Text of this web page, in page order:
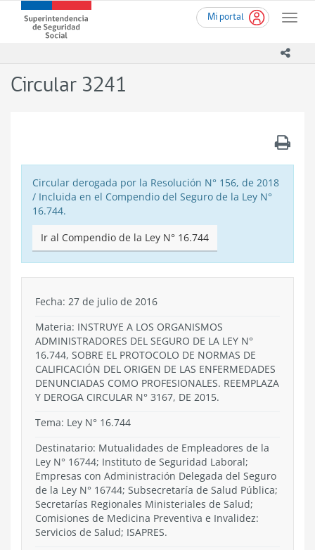
contenido
Mi portal
Toggle
Superintendencia
de
-
Circular 3241
Circular derogada por la Resolución N° 156, de 2018
/ Incluida en el Compendio del Seguro de la Ley N°
16.744.
Ir al Compendio de la Ley N° 16.744
Fecha: 27 de julio de 2016
Materia: INSTRUYE A LOS ORGANISMOS
ADMINISTRADORES DEL SEGURO DE LA LEY N°
16.744, SOBRE EL PROTOCOLO DE NORMAS DE
CALIFICACIÓN DEL ORIGEN DE LAS ENFERMEDADES
DENUNCIADAS COMO PROFESIONALES. REEMPLAZA
Y DEROGA CIRCULAR N° 3167, DE 2015.
Tema: Ley N° 16.744
Destinatario: Mutualidades de Empleadores de la
Ley N° 16744; Instituto de Seguridad Laboral;
Empresas con Administración Delegada del Seguro
de la Ley N° 16744; Subsecretaría de Salud Pública;
Secretarías Regionales Ministeriales de Salud;
Comisiones de Medicina Preventiva e Invalidez:
Servicios de Salud; ISAPRES.